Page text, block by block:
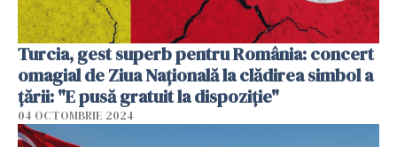
Turcia, gest superb pentru România: concert
omagial de Ziua Națională la clădirea simbol a
țării: "E pusă gratuit la dispoziție"
04 OCTOMBRIE 2024